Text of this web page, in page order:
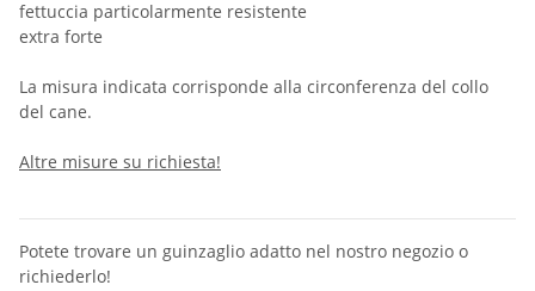
fettuccia particolarmente resistente
extra forte
La misura indicata corrisponde alla circonferenza del collo
del cane.
Altre misure su richiesta!
Potete trovare un guinzaglio adatto nel nostro negozio o
richiederlo!